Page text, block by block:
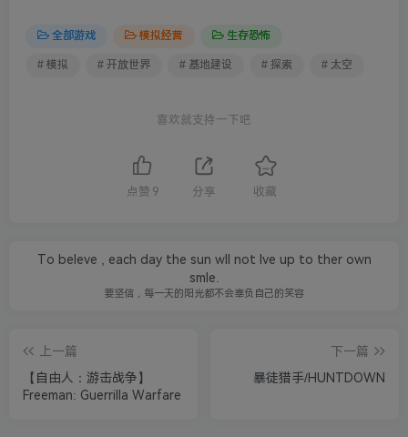
全部游戏 模拟经营 生存恐怖
# 模拟 # 开放世界 # 基地建设 # 探索 # 太空
喜欢就支持一下吧
点赞 9 分享 收藏
To beleve , each day the sun wll not lve up to ther own
smle.
要坚信，每一天的阳光都不会辜负自己的笑容
上一篇
【自由人：游击战争】
Freeman: Guerrilla Warfare
下一篇
暴徒猎手/HUNTDOWN